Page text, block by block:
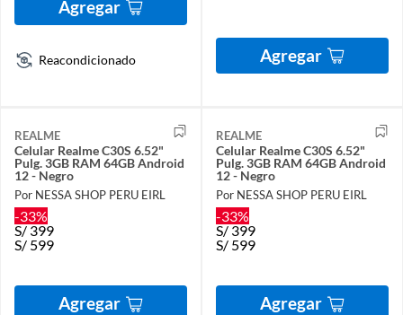
Agregar
Reacondicionado Agregar
REALME
Celular Realme C30S 6.52"
Pulg. 3GB RAM 64GB Android
12 - Negro
Por NESSA SHOP PERU EIRL
-33%
S/399
S/ 599
Agregar
REALME
Celular Realme C30S 6.52"
Pulg. 3GB RAM 64GB Android
12 - Negro
Por NESSA SHOP PERU EIRL
-33%
S/399
S/ 599
Agregar